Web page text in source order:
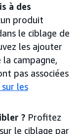
à des
produit
le ciblage de
les ajouter
campagne,
pas associées
les
? Profitez
le ciblage par